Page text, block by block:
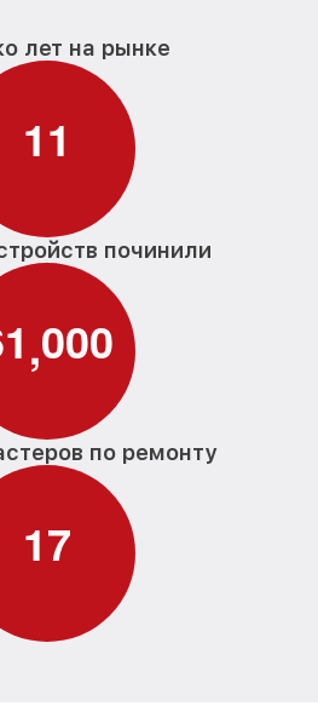
лет на рынке
11
починили
1,000
по ремонту
17